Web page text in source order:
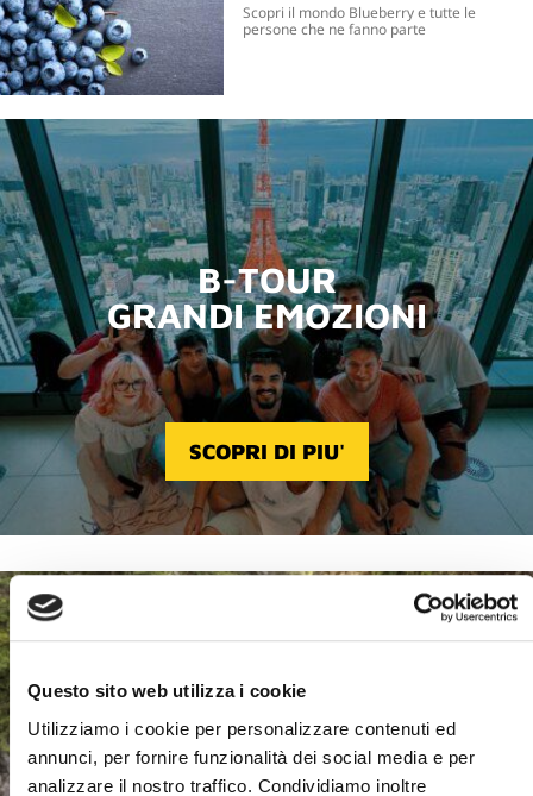
Questo sito web utilizza i cookie
Utilizziamo i cookie per personalizzare contenuti ed
annunci, per fornire funzionalità dei social media e per
analizzare il nostro traffico. Condividiamo inoltre
Scopri il mondo Blueberry e tutte le
persone che ne fanno parte
B-TOUR
GRANDI EMOZIONI
SCOPRI DI PIU'